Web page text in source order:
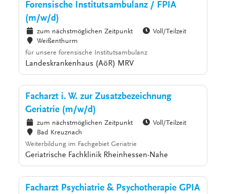
Forensische Institutsambulanz / FPIA
(m/w/d)
zum nächstmöglichen Zeitpunkt
Voll/Teilzeit
Weißenthurm
für unsere forensische Institutsambulanz
Landeskrankenhaus (AöR) MRV
Facharzt i. W. zur Zusatzbezeichnung
Geriatrie (m/w/d)
zum nächstmöglichen Zeitpunkt
Voll/Teilzeit
Bad Kreuznach
Weiterbildung im Fachgebiet Geriatrie
Geriatrische Fachklinik Rheinhessen-Nahe
Facharzt Psychiatrie & Psychotherapie GPIA